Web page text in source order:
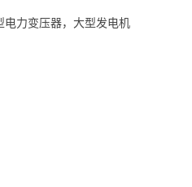
电力变压器，大型发电机